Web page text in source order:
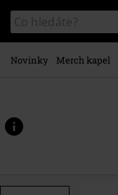
hlavnímu
obsahu
Katalog
vyhledávání
Novinky Merch kapel
www.emp-